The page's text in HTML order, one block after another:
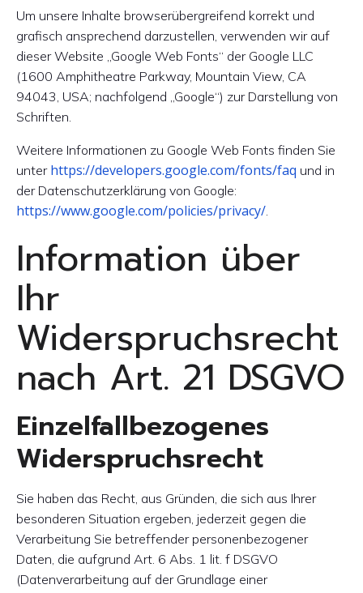
Um unsere Inhalte browserübergreifend korrekt und
grafisch ansprechend darzustellen, verwenden wir auf
dieser Website „Google Web Fonts“ der Google LLC
(1600 Amphitheatre Parkway, Mountain View, CA
94043, USA; nachfolgend „Google“) zur Darstellung von
Schriften.
Weitere Informationen zu Google Web Fonts finden Sie
unter https://developers.google.com/fonts/faq und in
der Datenschutzerklärung von Google:
https://www.google.com/policies/privacy/
Information über
Ihr
Widerspruchsrecht
nach Art. 21 DSGVO
Einzelfallbezogenes
Widerspruchsrecht
Sie haben das Recht, aus Gründen, die sich aus Ihrer
besonderen Situation ergeben, jederzeit gegen die
Verarbeitung Sie betreffender personenbezogener
Daten, die aufgrund Art. 6 Abs. 1 lit. f DSGVO
(Datenverarbeitung auf der Grundlage einer